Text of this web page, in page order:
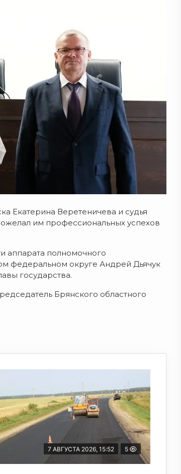
Екатерина Веретеничева и судья
им профессиональных успехов
аппарата полномочного
федеральном округе Андрей Дьячук
государства.
Брянского областного
7 АВГУСТА 2026, 15:52 5